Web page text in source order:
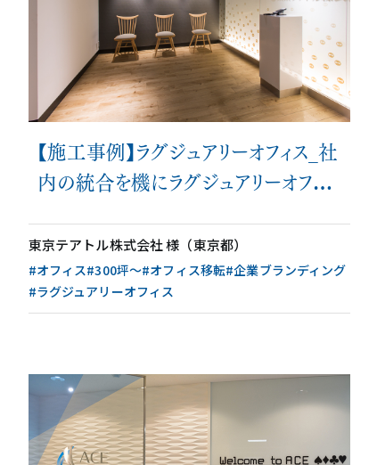
【施工事例】ラグジュアリーオフィス_社
内の統合を機にラグジュアリーオフィス
東京テアトル株式会社 様（東京都）
#オフィス#300坪〜#オフィス移転#企業ブランディング
#ラグジュアリーオフィス